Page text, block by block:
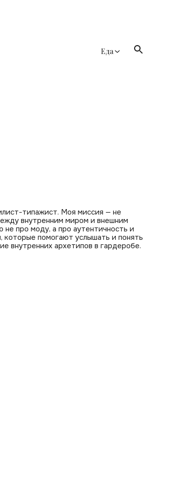
Еда
типажист. Моя миссия — не
внутренним миром и внешним
про моду, а про аутентичность и
помогают услышать и понять
внутренних архетипов в гардеробе.